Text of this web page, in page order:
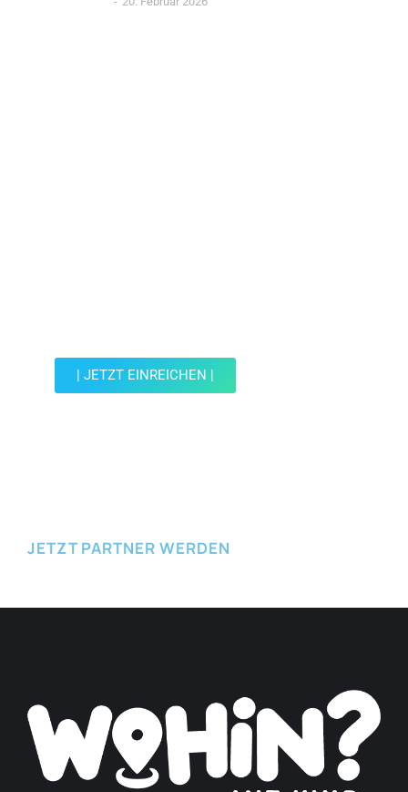
| JETZT EINREICHEN |
JETZT PARTNER WERDEN